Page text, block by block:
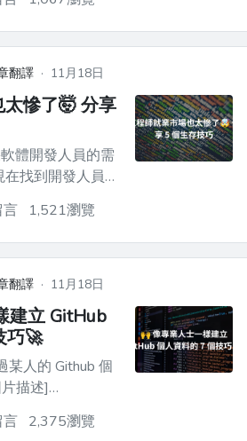
Zustand 等函式
了狀態管理器。
React 設定（舊
翻譯 · 11月18日
慘了🤯 分享
找到開發人員的
的
什麼事情並不像...
1,521瀏覽
翻譯 · 11月18日
建立 GitHub
巧🚀
uploads/articles/
2,375瀏覽